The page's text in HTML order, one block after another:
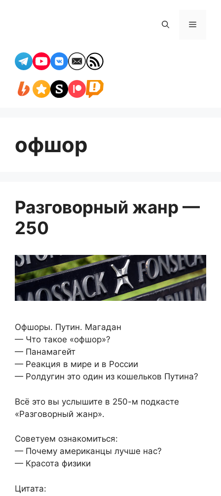
Меню
офшор
Разговорный жанр —
250
Офшоры. Путин. Магадан
— Что такое «офшор»?
— Панамагейт
— Реакция в мире и в России
— Ролдугин это один из кошельков Путина?
Всё это вы услышите в 250-м подкасте
«Разговорный жанр».
Советуем ознакомиться:
— Почему американцы лучше нас?
— Красота физики
Цитата: